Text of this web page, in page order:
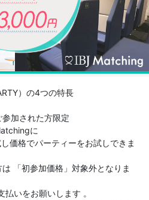
）の4つの特長
加された方限定
に
価格でパーティーをお試しできま
「初参加価格」対象外となりま
いをお願いします 。